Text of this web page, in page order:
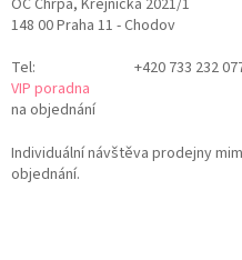
OC Chrpa, Krejnická 2021/1
148 00 Praha 11 - Chodov
Tel:
+420 733 232
VIP poradna
na objednání
Individuální návštěva prodejny
objednání.